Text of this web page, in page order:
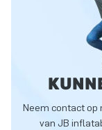
Neem contact op
van JB